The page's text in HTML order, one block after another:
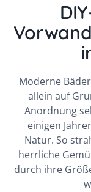
Moderne
allein auf
Anordnung
einigen
Natur. So
herrliche
durch ihre